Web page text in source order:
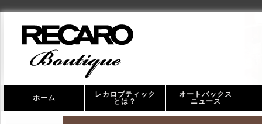
ホーム
レカロブティック
とは？
オートバックス
ニュース